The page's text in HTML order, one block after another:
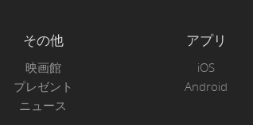
その他
映画館
プレゼント
ニュース
アプリ
iOS
Android